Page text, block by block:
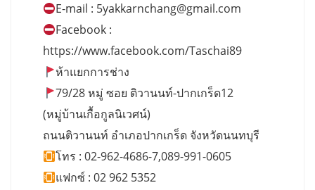
E-mail : 5yakkarnchang@gmail.com
Facebook :
https://www.facebook.com/Taschai89
ห้าแยกการช่าง
79/28 หมู่ ซอย ติวานนท์-ปากเกร็ด12
(หมู่บ้านเกื้อกูลนิเวศน์)
ถนนติวานนท์ อำเภอปากเกร็ด จังหวัดนนทบุรี
โทร : 02-962-4686-7,089-991-0605
แฟกซ์ : 02 962 5352